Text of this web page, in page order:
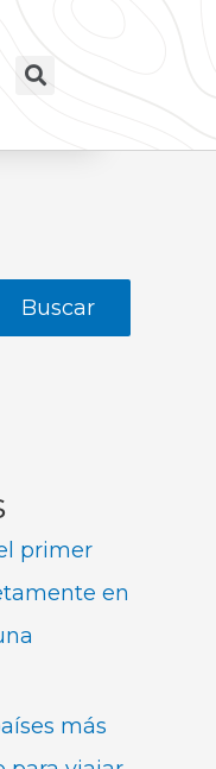
Buscar
primer
en
más